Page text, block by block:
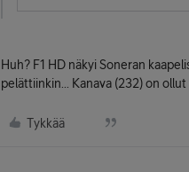
Huh? F1 HD näkyi Soneran
pelättiinkin... Kanava (232) on
Tykkää